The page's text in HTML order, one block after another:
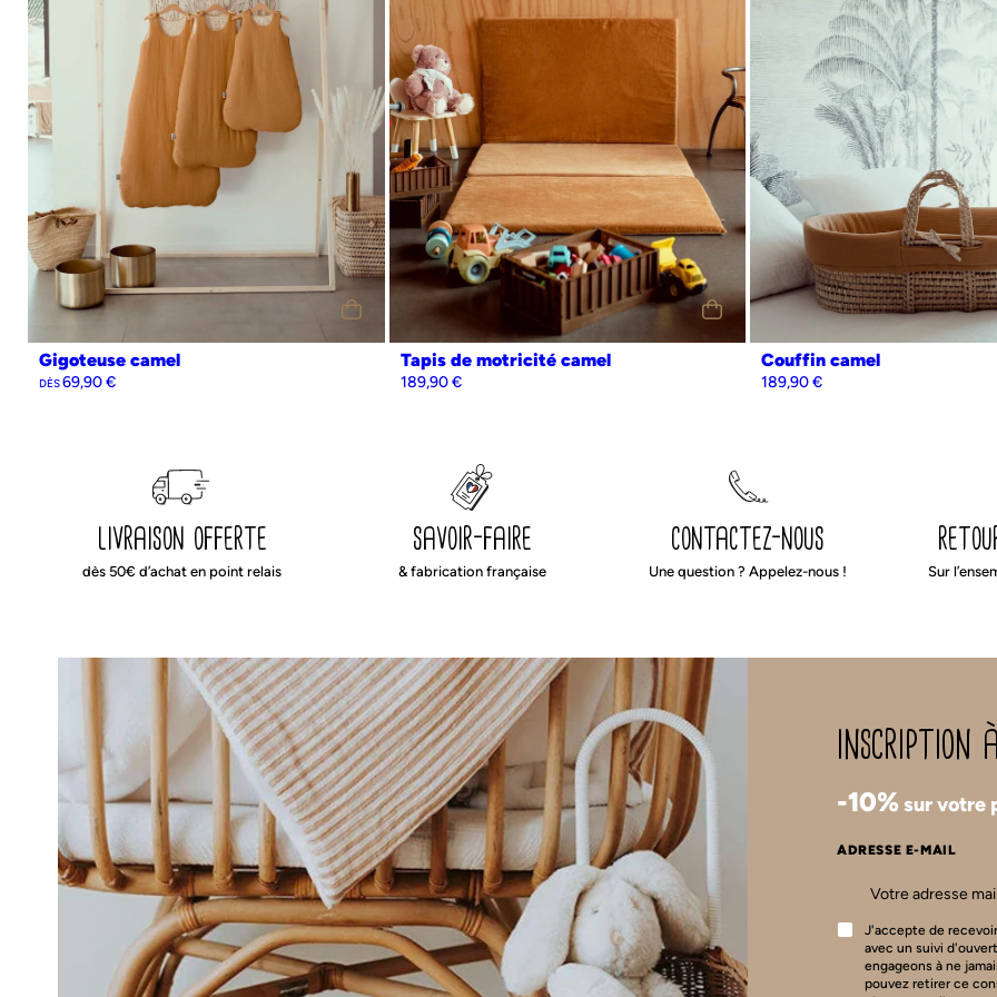
0-6 mois (70cm)
6-24 mois (90cm)
24-36 mois (110cm)
Gigoteuse camel
DÈS69,90€
Tapis de motricité camel
189,90€
Couffin camel
189,90€
livraison offerte
dès 50€ d’achat en point relais
savoir-faire
& fabrication française
contactez-nous
Une question ? Appelez-nous ! Sur
inscription
-10%sur votre
ADRESSE E-MAIL
J'accepte de
avec un suivi
engageons à ne
pouvez retirer ce